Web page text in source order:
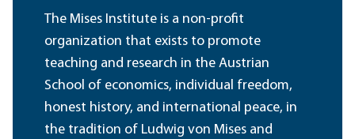
The Mises Institute is a non-profit
organization that exists to promote
teaching and research in the Austrian
School of economics, individual freedom,
honest history, and international peace, in
the tradition of Ludwig von Mises and